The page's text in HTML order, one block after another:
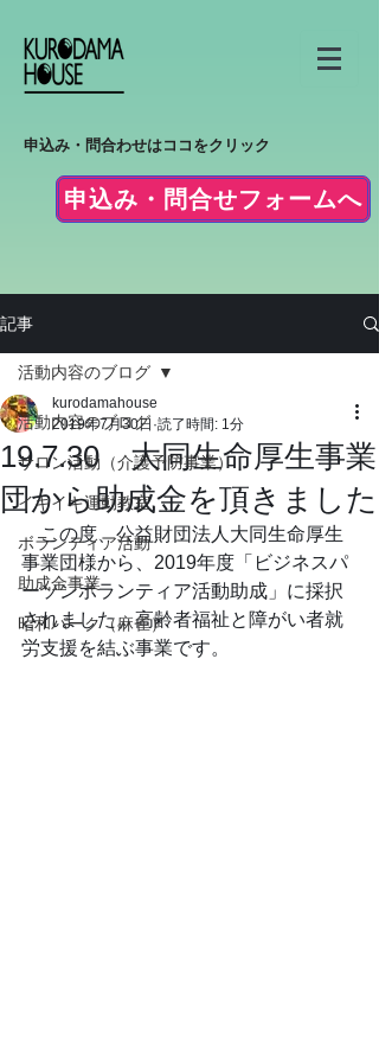
申込み・問合わせはココをクリック
申込み・問合せフォームへ
記事
活動内容のブログ
サロン活動（介護予防事業）
イキイキ運動教室
ボランティア活動
助成金事業
昭和パーク（麻雀）
活動内容のブログ
19.7.30 大同生命厚生事業
団から助成金を頂きました
kurodamahouse
2019年7月30日 読了時間: 1分
この度、公益財団法人大同生命厚生
事業団様から、2019年度「ビジネスパ
ーソンボランティア活動助成」に採択
されました。高齢者福祉と障がい者就
労支援を結ぶ事業です。